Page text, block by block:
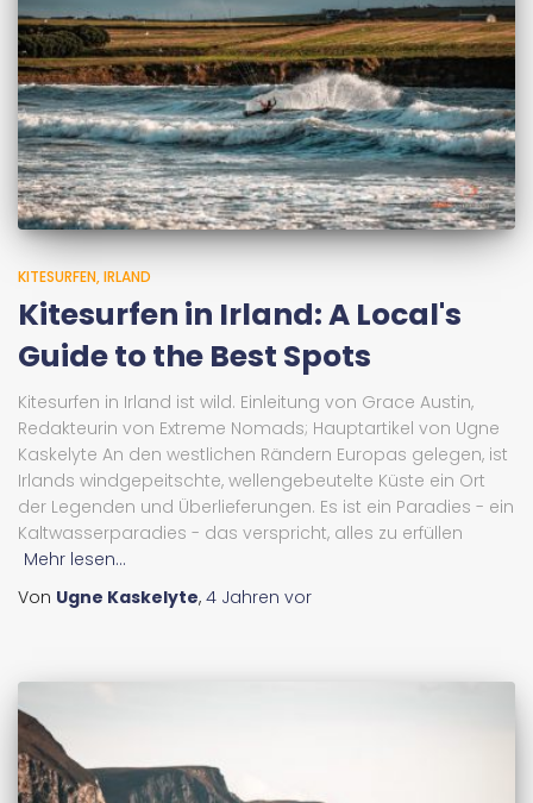
KITESURFEN IRLAND
Kitesurfen in Irland: A Local's
Guide to the Best Spots
Kitesurfen in Irland ist wild. Einleitung von Grace Austin,
Redakteurin von Extreme Nomads; Hauptartikel von Ugne
Kaskelyte An den westlichen Rändern Europas gelegen, ist
Irlands windgepeitschte, wellengebeutelte Küste ein Ort
der Legenden und Überlieferungen. Es ist ein Paradies - ein
Kaltwasserparadies - das verspricht, alles zu erfüllen
Mehr lesen...
Von Ugne Kaskelyte, 4 Jahren vor